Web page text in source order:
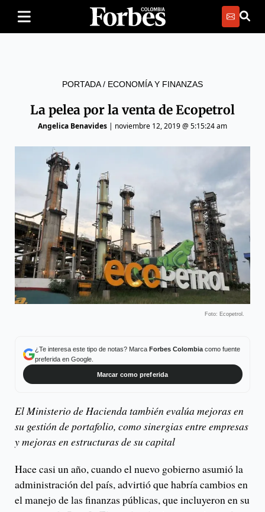
PORTADA/ ECONOMÍA Y FINANZAS
La pelea por la venta de Ecopetrol
Angelica Benavides | noviembre 12, 2019 @ 5:15:24 am
Foto: Ecopetrol.
¿Te interesa este tipo de notas? Marca Forbes Colombiacomo fuente
preferida en Google.
Marcar como preferida
El Ministerio de Hacienda también evalúa mejoras en
su gestión de portafolio, como sinergias entre empresas
y mejoras en estructuras de su capital
Hace casi un año, cuando el nuevo gobierno asumió la
administración del país, advirtió que habría cambios en
el manejo de las finanzas públicas, que incluyeron en su